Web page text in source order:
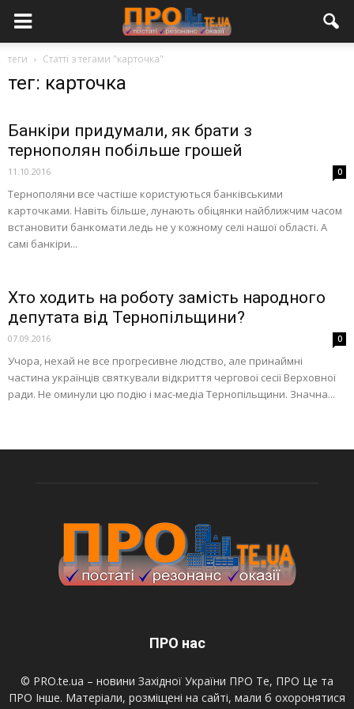
теги Статті з тегами "карточка"
тег: карточка
Банкіри придумали, як брати з
тернополян побільше грошей
11.10.2016 0
Тернополяни все частіше користуються банківськими
карточками. Навіть більше, лунають обіцянки найближчим часом
встановити банкомати ледь не у кожному селі нашої області. А
самі банкіри...
Хто ходить на роботу замість народного
депутата від Тернопільщини?
07.09.2016 0
Учора, нехай не все прогресивне людство, але принаймні
частина українців святкували відкриття чергової сесії Верховної
ради. Не оминули цю подію і мас-медіа Тернопільщини. Значна...
ПРО нас
© PRO.te.ua – новини Західної України ПРО Те, ПРО Це та
ПРО Інше. Матеріали, розміщені на сайті, мали б охоронятися